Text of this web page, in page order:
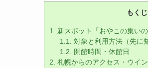
もくじ
1. 新スポット「おやこの集い
1.1. 対象と利用方法（先に
1.2. 開館時間・休館日
2. 札幌からのアクセス・ウイ